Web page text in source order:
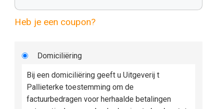
Heb je een coupon?
Domiciliëring
Bij een domiciliëring geeft u Uitgeverij t
Pallieterke toestemming om de
factuurbedragen voor herhaalde betalingen